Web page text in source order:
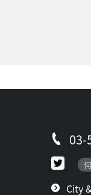
03-
City